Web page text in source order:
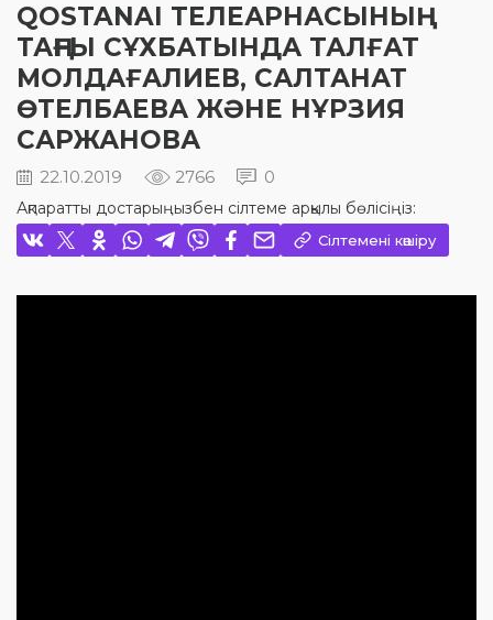
QOSTANAI ТЕЛЕАРНАСЫНЫҢ
ТАҢҒЫ СҰХБАТЫНДА ТАЛҒАТ
МОЛДАҒАЛИЕВ, САЛТАНАТ
ӨТЕЛБАЕВА ЖӘНЕ НҰРЗИЯ
САРЖАНОВА
22.10.2019 2766 0
Ақпаратты достарыңызбен сілтеме арқылы бөлісіңіз:
Сілтемені көшіру